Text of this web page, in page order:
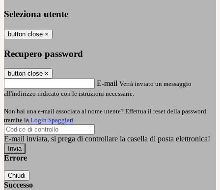
Seleziona utente
button close ×
Recupero password
button close ×
E-mail Verrà inviato un messaggio
all'indirizzo indicato con le istruzioni necessarie.
Non hai una e-mail associata al nome utente? Effettua il reset della password
tramite la Login Spaggiari
E-mail inviata, si prega di controllare la casella di posta elettronica!
Errore
Chiudi
Successo